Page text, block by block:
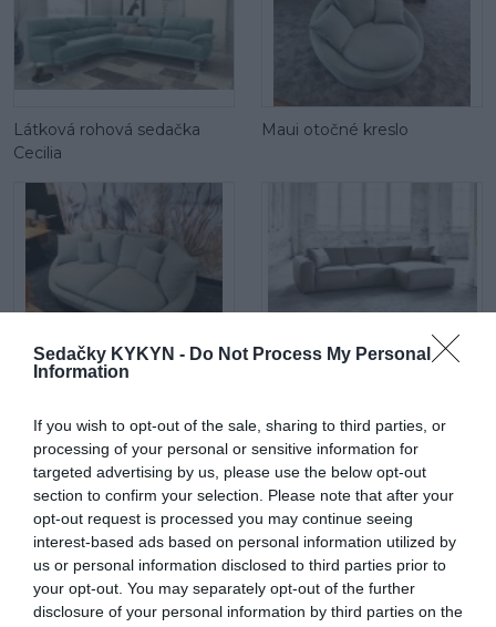
Sedačky KYKYN - Do Not Process My Personal
Information
If you wish to opt-out of the sale, sharing to third parties, or
processing of your personal or sensitive information for
targeted advertising by us, please use the below opt-out
section to confirm your selection. Please note that after your
opt-out request is processed you may continue seeing
interest-based ads based on personal information utilized by
us or personal information disclosed to third parties prior to
your opt-out. You may separately opt-out of the further
disclosure of your personal information by third parties on the
Látková rohová sedačka
Cecilia
Maui otočné kreslo
Maui mega 2 sed
Látková rohová sedačka Be
Be comfy v koži
Látková rohová sedačka
Lumber Jack s otomanom